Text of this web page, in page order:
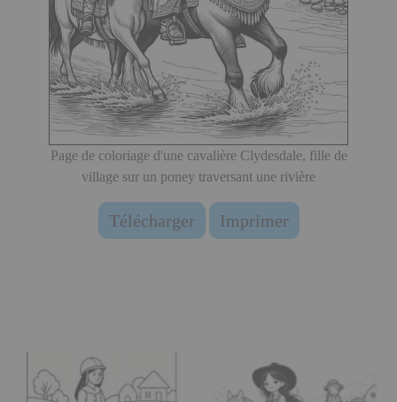
Page de coloriage d'une cavalière Clydesdale, fille de
village sur un poney traversant une rivière
Télécharger Imprimer